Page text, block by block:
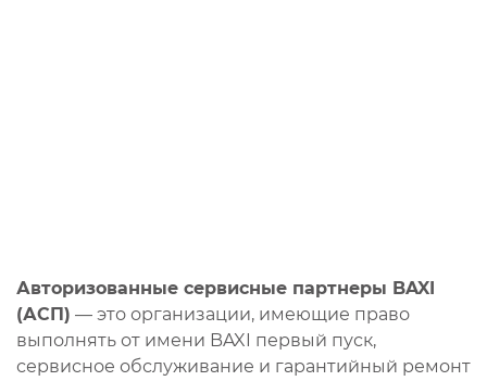
Авторизованные сервисные партнеры BAXI
(АСП) — это организации, имеющие право
выполнять от имени BAXI первый пуск,
сервисное обслуживание и гарантийный ремонт